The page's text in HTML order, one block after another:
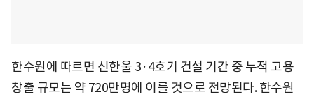
한수원에 따르면 신한울 3·4호기 건설 기간 중 누적 고용
창출 규모는 약 720만명에 이를 것으로 전망된다. 한수원